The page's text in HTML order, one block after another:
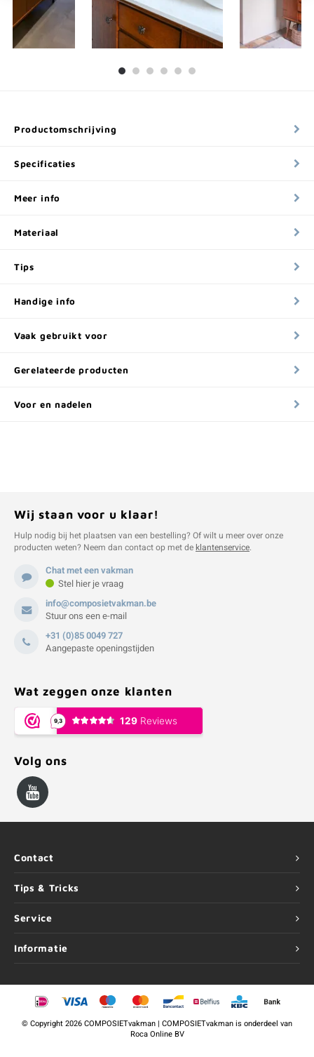
Productomschrijving
Specificaties
Meer info
Materiaal
Tips
Handige info
Vaak gebruikt voor
Gerelateerde producten
Voor en nadelen
Wij staan voor u klaar!
Hulp nodig bij het plaatsen van een bestelling? Of wilt u meer over onze
producten weten? Neem dan contact op met deklantenservice.
Chat met een vakman
Stel hier je vraag
info@composietvakman.be
Stuur ons een e-mail
+31 (0)85 0049 727
Aangepaste openingstijden
Wat zeggen onze klanten
Volg ons
Contact
Tips & Tricks
Service
Informatie
©Copyright2026 COMPOSIETvakman | COMPOSIETvakman is onderdeel van
Roca Online BV